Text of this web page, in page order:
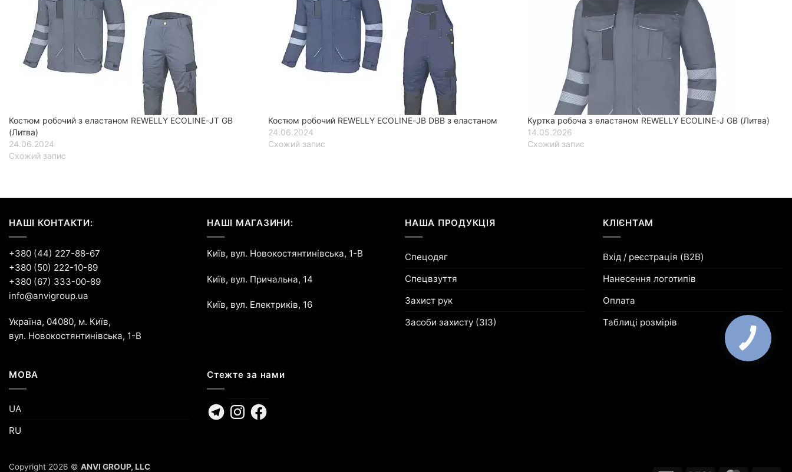
Костюм робочий з еластаном REWELLY ECOLINE-JT GB
(Литва)
24.06.2024
Схожий запис
Костюм робочий REWELLY ECOLINE-JB DBB з еластаном
24.06.2024
Схожий запис
Куртка робоча з еластаном REWELLY ECOLINE-J GB (Литва)
14.05.2026
Схожий запис
НАШІ КОНТАКТИ:
+380 (44) 227-88-67
+380 (50) 222-10-89
+380 (67) 333-00-89
info@anvigroup.ua
Україна, 04080, м. Київ,
вул. Новокостянтинівська, 1-В
НАШІ МАГАЗИНИ:
Київ, вул. Новокостянтинівська, 1-В
Київ, вул. Причальна, 14
Київ, вул. Електриків, 16
НАША ПРОДУКЦІЯ
Спецодяг
Спецвзуття
Захист рук
Засоби захисту (ЗІЗ)
КЛІЄНТАМ
Вхід / реєстрація (B2B)
Нанесення логотипів
Оплата
Таблиці розмірів
МОВА
UA
RU
Стежте за нами
TelegramInstagramFacebook
Copyright 2026 © ANVI GROUP, LLC